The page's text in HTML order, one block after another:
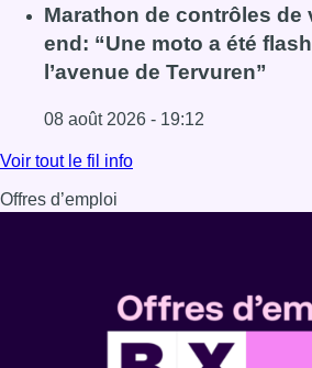
Lire l'article Au Moeraske, Bart
Marathon de contrôles de
end: “Une moto a été
l’avenue de Tervuren”
08 août 2026 - 19:12
Lire l'article Marathon de
Voir tout le fil info
Offres d’emploi